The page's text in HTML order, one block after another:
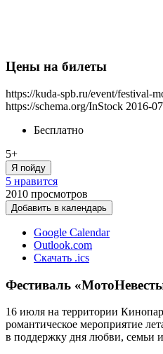
Цены на билеты
https://kuda-spb.ru/event/festival-
https://schema.org/InStock 2016-
Бесплатно
5+
Я пойду
5 нравится
2010 просмотров
Добавить в календарь
Google Calendar
Outlook.com
Скачать .ics
Фестиваль
16 июля на территории
романтическое мероприятие
в поддержку дня любви, семьи